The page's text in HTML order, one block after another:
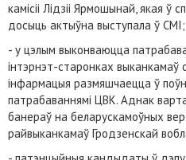
камісіі Лідзіі Ярмошынай, якая
досыць актыўна выступала ў СМІ;
- у цэлым выконваюцца
інтэрнэт-старонках
інфармацыя размяшчаецца ў
патрабаваннямі ЦВК. Аднак
банераў на беларускамоўных
райвыканкамаў Гродзенскай